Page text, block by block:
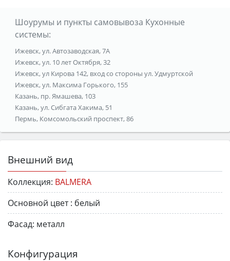
Шоурумы и пункты самовывоза Кухонные
системы:
Ижевск, ул. Автозаводская, 7А
Ижевск, ул. 10 лет Октября, 32
Ижевск, ул Кирова 142, вход со стороны ул. Удмуртской
Ижевск, ул. Максима Горького, 155
Казань, пр. Ямашева, 103
Казань, ул. Сибгата Хакима, 51
Пермь, Комсомольский проспект, 86
Внешний вид
Коллекция: BALMERA
Основной цвет : белый
Фасад: металл
Конфигурация